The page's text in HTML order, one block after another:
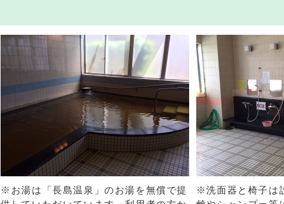
※お湯は「長島温泉」のお湯を無償で提
※洗面器と椅子は